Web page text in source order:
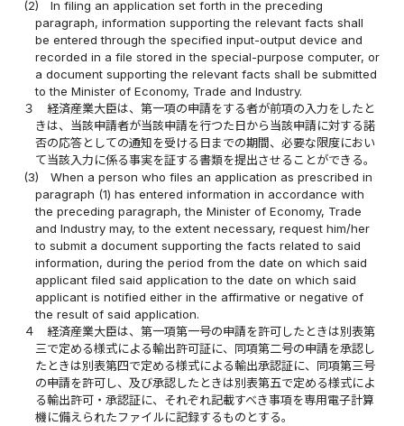
(2)
In filing an application set forth in the preceding
paragraph, information supporting the relevant facts shall
be entered through the specified input-output device and
recorded in a file stored in the special-purpose computer, or
a document supporting the relevant facts shall be submitted
to the Minister of Economy, Trade and Industry.
３
経済産業大臣は、第一項の申請をする者が前項の入力をしたと
きは、当該申請者が当該申請を行つた日から当該申請に対する諾
否の応答としての通知を受ける日までの期間、必要な限度におい
て当該入力に係る事実を証する書類を提出させることができる。
(3)
When a person who files an application as prescribed in
paragraph (1) has entered information in accordance with
the preceding paragraph, the Minister of Economy, Trade
and Industry may, to the extent necessary, request him/her
to submit a document supporting the facts related to said
information, during the period from the date on which said
applicant filed said application to the date on which said
applicant is notified either in the affirmative or negative of
the result of said application.
４
経済産業大臣は、第一項第一号の申請を許可したときは別表第
三で定める様式による輸出許可証に、同項第二号の申請を承認し
たときは別表第四で定める様式による輸出承認証に、同項第三号
の申請を許可し、及び承認したときは別表第五で定める様式によ
る輸出許可・承認証に、それぞれ記載すべき事項を専用電子計算
機に備えられたファイルに記録するものとする。